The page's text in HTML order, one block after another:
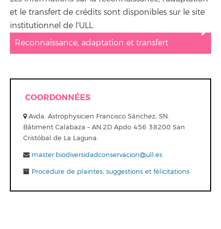
et le transfert de crédits sont disponibles sur le site
institutionnel de l'ULL.
Reconnaissance, adaptation et transfert
COORDONNÉES
Avda. Astrophysicien Francisco Sánchez, SN.
Bâtiment Calabaza – AN.2D Apdo 456 38200 San
Cristóbal de La Laguna.
master.biodiversidadconservacion@ull.es
Procédure de plaintes, suggestions et félicitations